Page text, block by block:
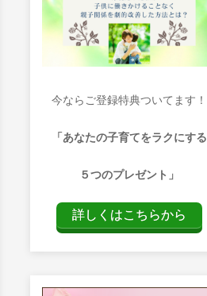
今ならご登録特典ついてます！
「あなたの子育てをラクにする
５つのプレゼント」
詳しくはこちらから